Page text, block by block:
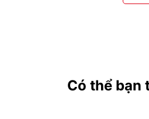
Có thể bạn